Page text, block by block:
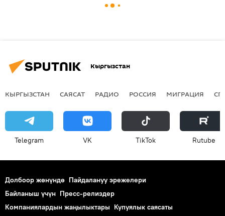
Кыргызстан
КЫРГЫЗСТАН САЯСАТ РАДИО РОССИЯ МИГРАЦИЯ
Telegram VK ТikТоk Rutube
Долбоор жөнүндө Пайдалануу эрежелери
Байланыш үчүн Пресс-релиздер
Компаниялардын жаңылыктары Купуялык саясаты